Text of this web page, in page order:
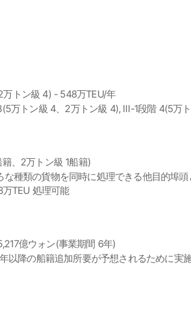
万トン級 4) - 548万TEU/年
万トン級 4、2万トン級 4), Ⅲ-1段階 4(5万
、2万トン級 1船籍)
種類の貨物を同時に処理できる他目的埠
TEU 処理可能
億ウォン(事業期間 6年)
以降の船籍追加所要が予想されるために実